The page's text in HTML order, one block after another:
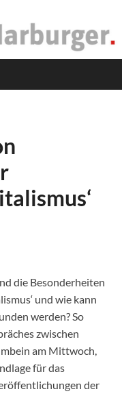
die Besonderheiten
und wie kann
werden? So
zwischen
am Mittwoch,
für das
der